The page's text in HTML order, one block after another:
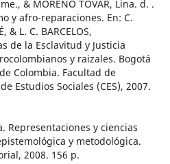
& MORENO TOVAR, Lina. d. .
y afro-reparaciones. En: C.
& L. C. BARCELOS,
de la Esclavitud y Justicia
y raizales. Bogotá
Colombia. Facultad de
Estudios Sociales (CES), 2007.
Representaciones y ciencias
y metodológica.
2008. 156 p.